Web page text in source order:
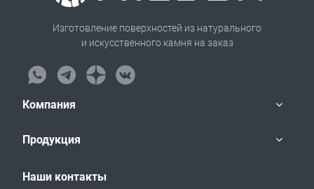
Изготовление поверхностей из натурального
и искусственного камня на заказ
Компания
Продукция
Наши контакты